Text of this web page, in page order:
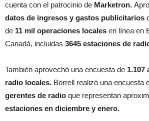
cuenta con el patrocinio de Marketron.
datos de ingresos y gastos publicitarios
de 11 mil operaciones locales en línea en
Canadá, incluidas 3645 estaciones de
También aprovechó una encuesta de 1.107
radio locales. Borrell realizó una encuesta
gerentes de radio que representan
estaciones en diciembre y enero.